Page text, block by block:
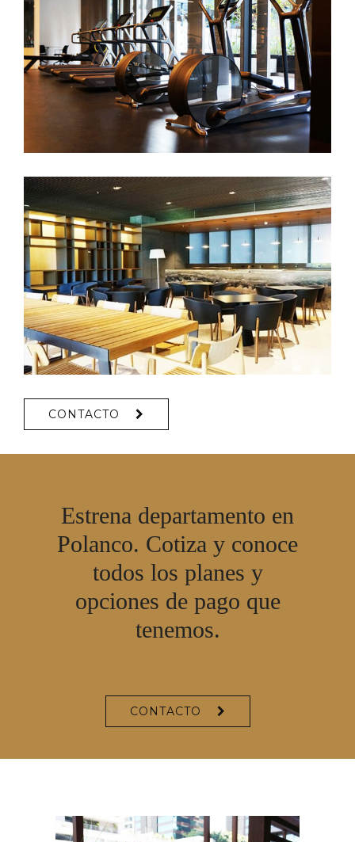
CONTACTO
Estrena departamento en
Polanco. Cotiza y conoce
todos los planes y
opciones de pago que
tenemos.
CONTACTO